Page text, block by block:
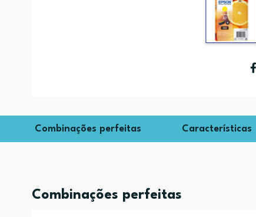
Combinações perfeitas Características
Combinações perfeitas